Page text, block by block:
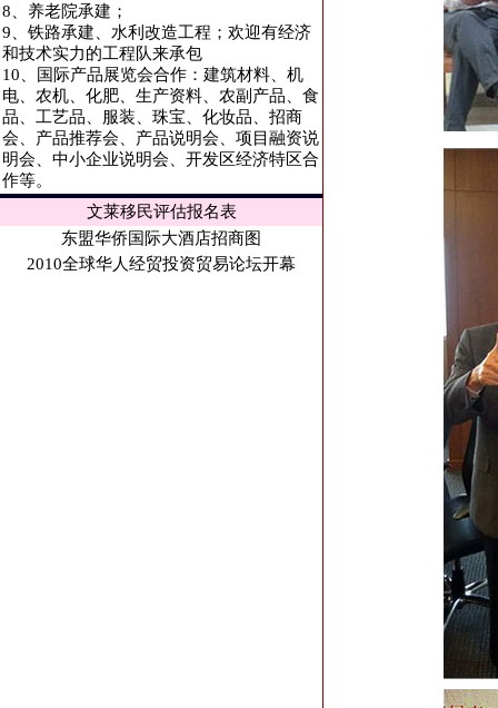
8、养老院承建；
9、铁路承建、水利改造工程；欢迎有经济
和技术实力的工程队来承包
10、国际产品展览会合作：建筑材料、机
电、农机、化肥、生产资料、农副产品、食
品、工艺品、服装、珠宝、化妆品、招商
会、产品推荐会、产品说明会、项目融资说
明会、中小企业说明会、开发区经济特区合
作等。
文莱移民评估报名表
东盟华侨国际大酒店招商图
2010全球华人经贸投资贸易论坛开幕